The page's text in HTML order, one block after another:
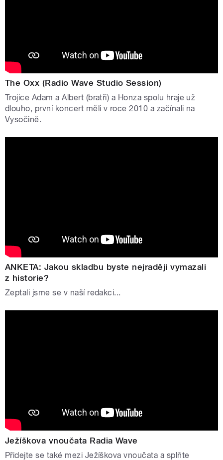
The Oxx (Radio Wave Studio Session)
Trojice Adam a Albert (bratři) a Honza spolu hraje už
dlouho, první koncert měli v roce 2010 a začínali na
Vysočině.
ANKETA: Jakou skladbu byste nejraději vymazali
z historie?
Zeptali jsme se v naší redakci...
Ježíškova vnoučata Radia Wave
Přidejte se také mezi Ježíškova vnoučata a splňte